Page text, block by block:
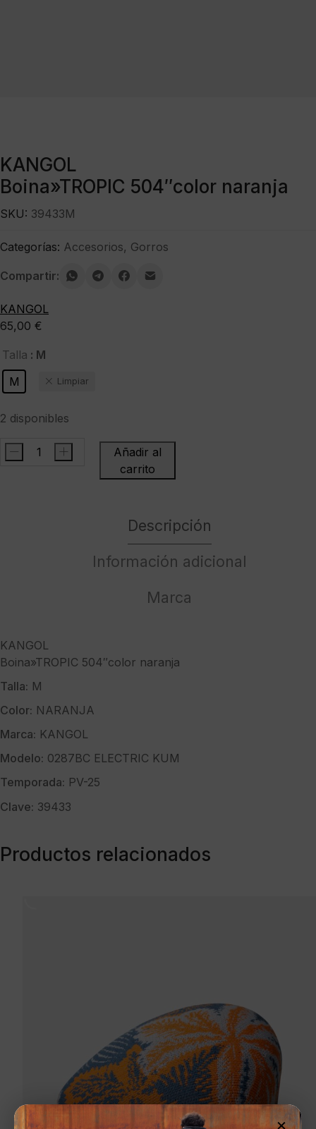
KANGOL
Boina»TROPIC 504″color naranja
65,00 €
Talla : M
M
Limpiar
2 disponibles
KANGOLBoina"TROPIC
- +
Añadir al
carrito
SKU: 39433M
Categorías: Accesorios, Gorros
Compartir:
KANGOL
Descripción
Información adicional
Marca
KANGOL
Boina»TROPIC 504″color naranja
Talla: M
Color: NARANJA
Marca: KANGOL
Modelo: 0287BC ELECTRIC KUM
Temporada: PV-25
Clave: 39433
Productos relacionados
×